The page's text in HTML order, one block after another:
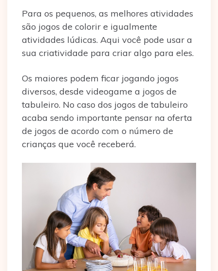
Para os pequenos, as melhores atividades
são jogos de colorir e igualmente
atividades lúdicas. Aqui você pode usar a
sua criatividade para criar algo para eles.
Os maiores podem ficar jogando jogos
diversos, desde videogame a jogos de
tabuleiro. No caso dos jogos de tabuleiro
acaba sendo importante pensar na oferta
de jogos de acordo com o número de
crianças que você receberá.